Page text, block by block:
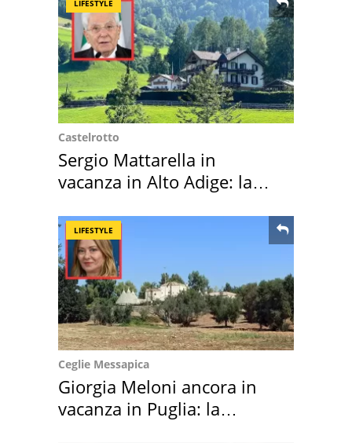
LIFESTYLE
Castelrotto
Sergio Mattarella in
vacanza in Alto Adige: la
LIFESTYLE
Ceglie Messapica
Giorgia Meloni ancora in
vacanza in Puglia: la